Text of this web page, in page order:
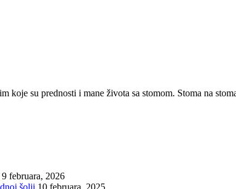
koje su prednosti i mane života sa stomom. Stoma na
9 februara, 2026
šolji 10 februara, 2025